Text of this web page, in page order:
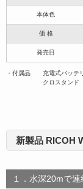
本体色
価 格
発売日
・付属品 充電式バッテリ
クロスタンド
新製品 RICOH
１．水深20mで